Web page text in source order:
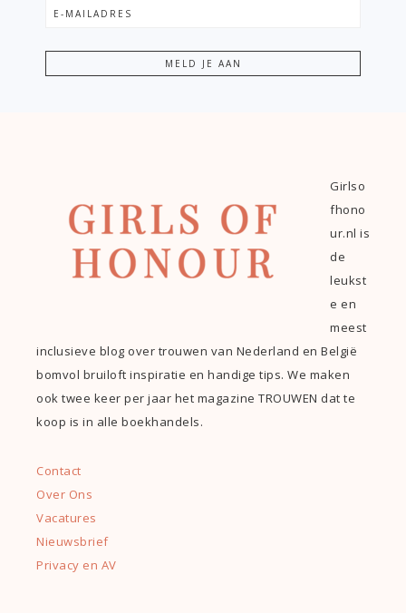
Girlso
fhono
ur.nl is
de
leukst
e en
meest
inclusieve blog over trouwen van Nederland en België
bomvol bruiloft inspiratie en handige tips. We maken
ook twee keer per jaar het magazine TROUWEN dat te
koop is in alle boekhandels.
Contact
Over Ons
Vacatures
Nieuwsbrief
Privacy en AV